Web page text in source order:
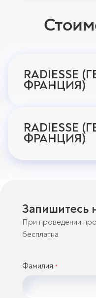
RADIESSE
ФРАНЦИЯ)
RADIESSE
ФРАНЦИЯ)
Запишитесь
При проведении
бесплатна
Фамилия *